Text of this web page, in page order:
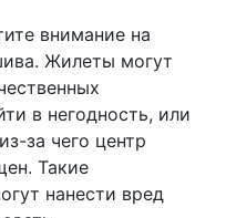
внимание на
Жилеты могут
в негодность, или
за чего центр
Такие
нанести вред